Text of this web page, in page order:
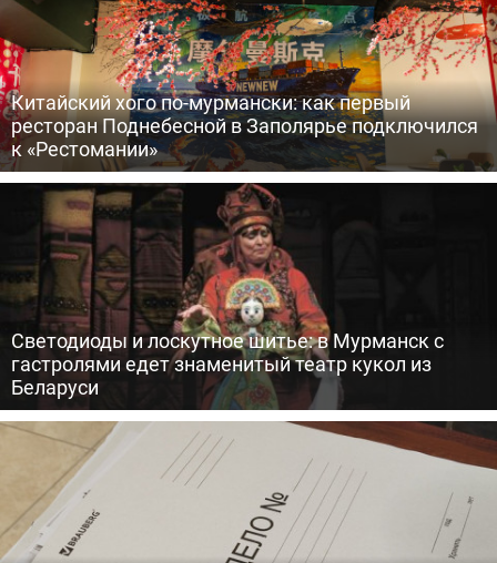
Китайский хого по-мурмански: как первый
ресторан Поднебесной в Заполярье подключился
к «Рестомании»
Светодиоды и лоскутное шитье: в Мурманск с
гастролями едет знаменитый театр кукол из
Беларуси